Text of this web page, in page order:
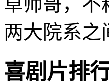
两大院系
喜剧片排